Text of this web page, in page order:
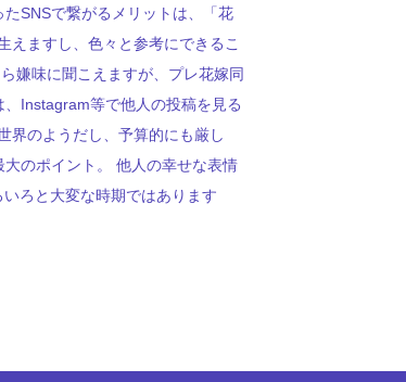
SNSで繋がるメリットは、「花
えますし、色々と参考にできるこ
嫌味に聞こえますが、プレ花嫁同
Instagram等で他人の投稿を見る
界のようだし、予算的にも厳し
のポイント。 他人の幸せな表情
ろと大変な時期ではあります